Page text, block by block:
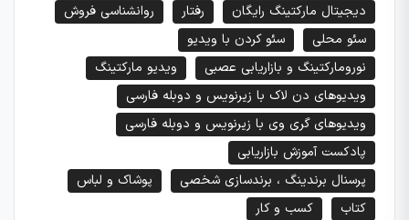
دیجیتال مارکتینگ رایگان
رفتار
روانشناسی فروش
سئو محلی
سئو کردن با ویدیو
نورومارکتینگ و بازاریابی عصبی
ویدیو مارکتینگ
ویدیوهای دن لاک با زیرنویس و دوبله فارسی
ویدیوهای گری وی با زیرنویس و دوبله فارسی
پادکست آموزش بازاریابی
پرسنال برندینگ ، برندسازی شخصی
پوشاک و لباس
کتاب
کسب و کار